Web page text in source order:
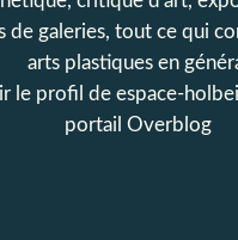
de galeries, tout ce qui
arts plastiques en
le profil de espace-
portail Overblog